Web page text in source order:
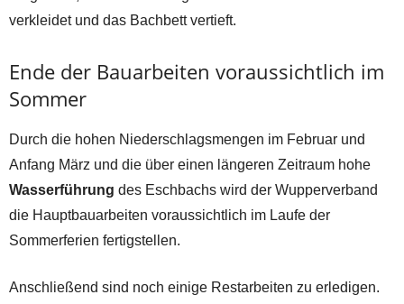
verkleidet und das Bachbett vertieft.
Ende der Bauarbeiten voraussichtlich im
Sommer
Durch die hohen Niederschlagsmengen im Februar und
Anfang März und die über einen längeren Zeitraum hohe
Wasserführung des Eschbachs wird der Wupperverband
die Hauptbauarbeiten voraussichtlich im Laufe der
Sommerferien fertigstellen.
Anschließend sind noch einige Restarbeiten zu erledigen.